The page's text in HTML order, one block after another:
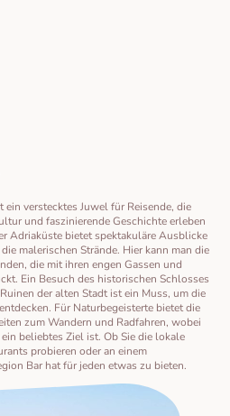
verstecktes Juwel für Reisende, die
und faszinierende Geschichte erleben
Adriaküste bietet spektakuläre Ausblicke
malerischen Strände. Hier kann man die
die mit ihren engen Gassen und
Ein Besuch des historischen Schlosses
der alten Stadt ist ein Muss, um die
Für Naturbegeisterte bietet die
zum Wandern und Radfahren, wobei
beliebtes Ziel ist. Ob Sie die lokale
probieren oder an einem
Bar hat für jeden etwas zu bieten.